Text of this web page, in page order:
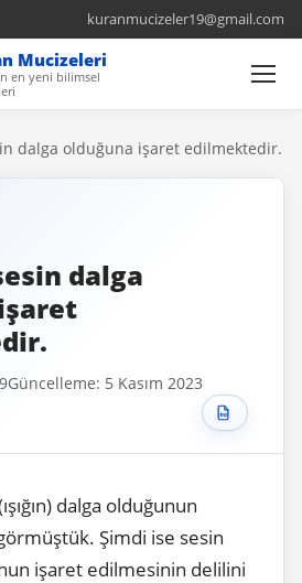
kuranmucizeler19@gmail.com
Mucizeleri
en yeni bilimsel
dalga olduğuna işaret edilmektedir.
dalga
Güncelleme: 5 Kasım 2023
dalga olduğunun
Şimdi ise sesin
işaret edilmesinin delilini